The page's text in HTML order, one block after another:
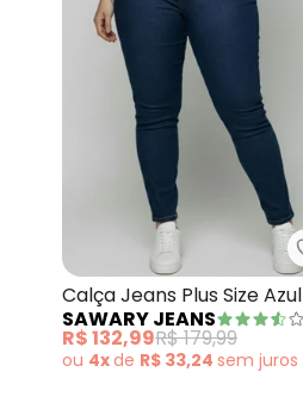
Calça Jeans Plus Size Azul
SAWARY JEANS
R$ 132,99R$ 179,99
ou 4xde R$ 33,24 sem juros